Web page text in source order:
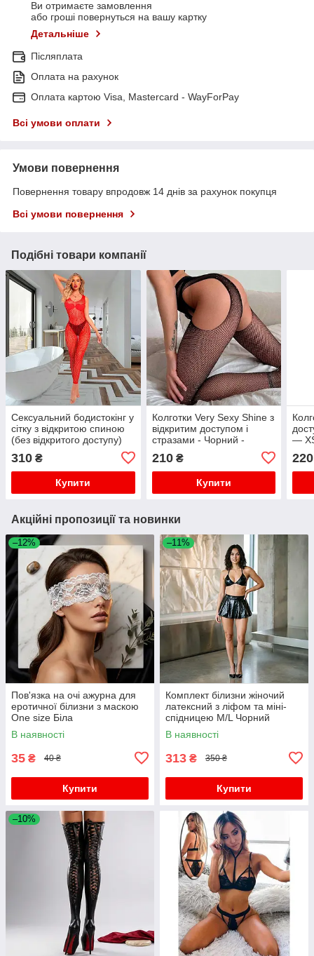
Ви отримаєте замовлення
або гроші повернуться на вашу картку
Детальніше
Післяплата
Оплата на рахунок
Оплата картою Visa, Mastercard - WayForPay
Всі умови оплати
Умови повернення
Повернення товару впродовж 14 днів за рахунок покупця
Всі умови повернення
Подібні товари компанії
Сексуальний бодистокінг у
сітку з відкритою спиною
(без відкритого доступу)
Еротична білизна
310 ₴
Купити
Колготки Very Sexy Shine з
відкритим доступом і
стразами - Чорний -
XS/S/M (1/2/3) - Еротична
білизна
210₴
Купити
—
220
Акційні пропозиції та новинки
–12%
Пов'язка на очі ажурна для
еротичної білизни з маскою
One size Біла
В наявності
35 ₴ 40 ₴
Купити
–11%
Комплект білизни жіночий
латексний з ліфом та міні-
спідницею M/L Чорний
В наявності
313 ₴ 350 ₴
Купити
–10%